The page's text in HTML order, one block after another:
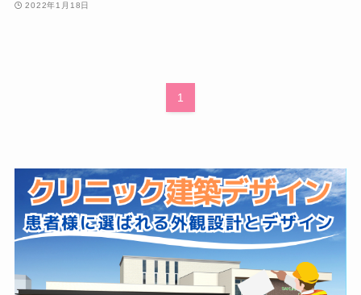
2022年1月18日
1